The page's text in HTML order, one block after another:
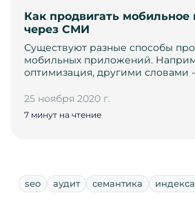
Как продвигать
через СМИ
Существуют разные способы
мобильных приложений.
оптимизация, другими словами
25 ноября 2020 г.
7 минут на чтение
seo аудит семантика